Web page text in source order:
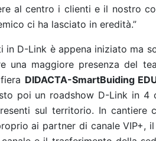
al centro i clienti e il nostro
ci ha lasciato in eredità.”
in D-Link è appena iniziato ma
una maggiore presenza del
DIDACTA-SmartBuiding
poi un roadshow D-Link in
sul territorio. In cantiere
ai partner di canale VIP+,